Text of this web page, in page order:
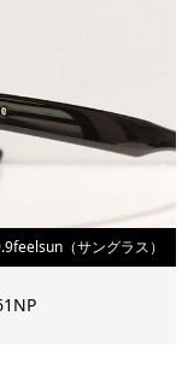
（サングラス）